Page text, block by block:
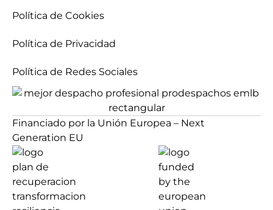
Política de Cookies
Política de Privacidad
Política de Redes Sociales
Financiado por la Unión Europea – Next
Generation EU